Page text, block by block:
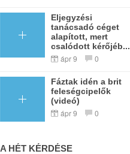
Eljegyzési
tanácsadó céget
alapított, mert
csalódott kérőjéb...
ápr 9 0
Fáztak idén a brit
feleségcipelők
(videó)
ápr 9 0
A HÉT KÉRDÉSE